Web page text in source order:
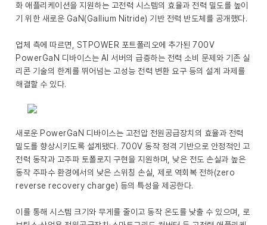
화 애플리케이션을 지원하는 고전력 시스템의 효율과 전력 밀도를 높이
기 위한 새로운 GaN(Gallium Nitride) 기반 전력 반도체를 공개했다.
업체 측에 따르면, STPOWER 포트폴리오에 추가된 700V
PowerGaN 디바이스는 AI 서버의 급증하는 전력 소비 문제와 기존 실
리콘 기술의 한계를 뛰어넘는 고성능 전력 변환 요구 등의 설계 과제를
해결할 수 있다.
새로운 PowerGaN 디바이스는 고전압 전원공급장치의 효율과 전력
밀도를 향상시키도록 설계됐다. 700V 동작 정격 기반으로 안정적인 고
전력 동작과 고주파 토폴로지 구현을 지원하며, 낮은 전도 손실과 높은
동작 주파수 환경에서의 낮은 스위칭 손실, 제로 역회복 전하(zero
reverse recovery charge) 등의 특성을 제공한다.
이를 통해 시스템 크기와 무게를 줄이고 동작 온도를 낮출 수 있으며, 로